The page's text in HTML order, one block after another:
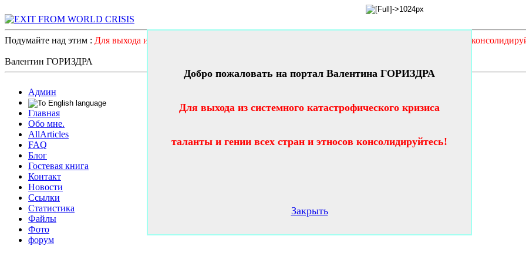
Подумайте над этим : Для выхода из системного катастрофического кризиса таланты и гении всех стран и этносов
Валентин ГОРИЗДРА
Админ
Главная
Обо мне.
AllArticles
FAQ
Блог
Гостевая книга
Контакт
Новости
Ссылки
Статистика
Файлы
Фото
форум
Добро пожаловать на портал Валентина ГОРИЗДРА
Для выхода из системного катастрофического кризиса
таланты и гении всех стран и этносов консолидируйтесь!
Закрыть